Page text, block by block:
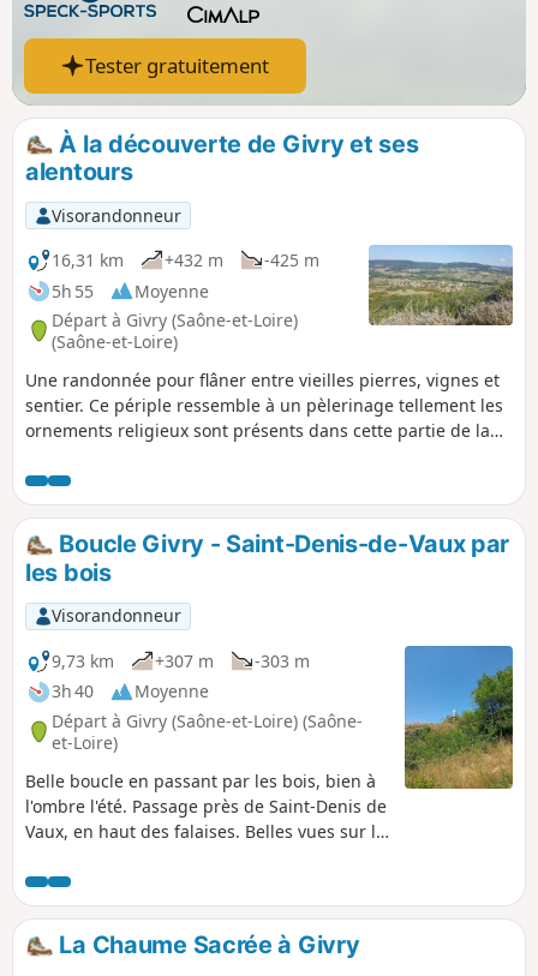
Tester gratuitement
À la découverte de Givry et ses
alentours
Visorandonneur
16,31 km
+432 m
-425 m
5h 55
Moyenne
Départ à Givry (Saône-et-Loire)
(Saône-et-Loire)
Une randonnée pour flâner entre vieilles pierres, vignes et
sentier. Ce périple ressemble à un pèlerinage tellement les
ornements religieux sont présents dans cette partie de la
Boucle Givry - Saint-Denis-de-Vaux par
les bois
Visorandonneur
9,73 km
+307 m
-303 m
3h 40
Moyenne
Départ à Givry (Saône-et-Loire) (Saône-
et-Loire)
Belle boucle en passant par les bois, bien à
l'ombre l'été. Passage près de Saint-Denis de
Vaux, en haut des falaises. Belles vues sur la
vallée des Vaux. Retour près des chaumes
dans le bois. Extension possible vers
Russilly.La Chaume Sacrée à Givry